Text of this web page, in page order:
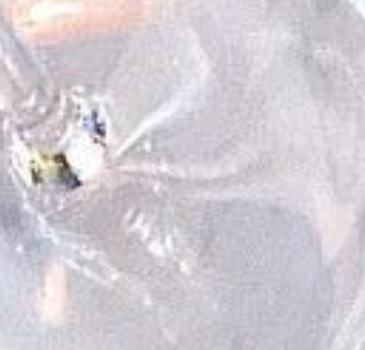
Geschenkgutschein Allgemein
Von Herzen für dich
Herzlichen Glückwunsch
Hochzeit
Frohe Weihnachten
Regionale Gutscheine
Berlin
Hamburg
München
Frankfurt
Düsseldorf
Stuttgart
Essen
-------
Geschmackvoll und maximal flexibel!
Einlösbar für alle 10.000 Partner und 3 Jahre gültig
Das ideale Geschenk für alle Anlässe